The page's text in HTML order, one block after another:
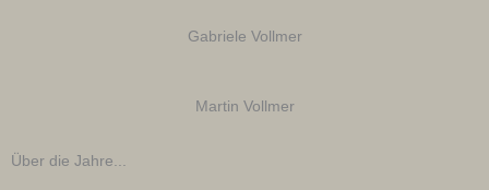
Gabriele Vollmer
Martin Vollmer
Über die Jahre...